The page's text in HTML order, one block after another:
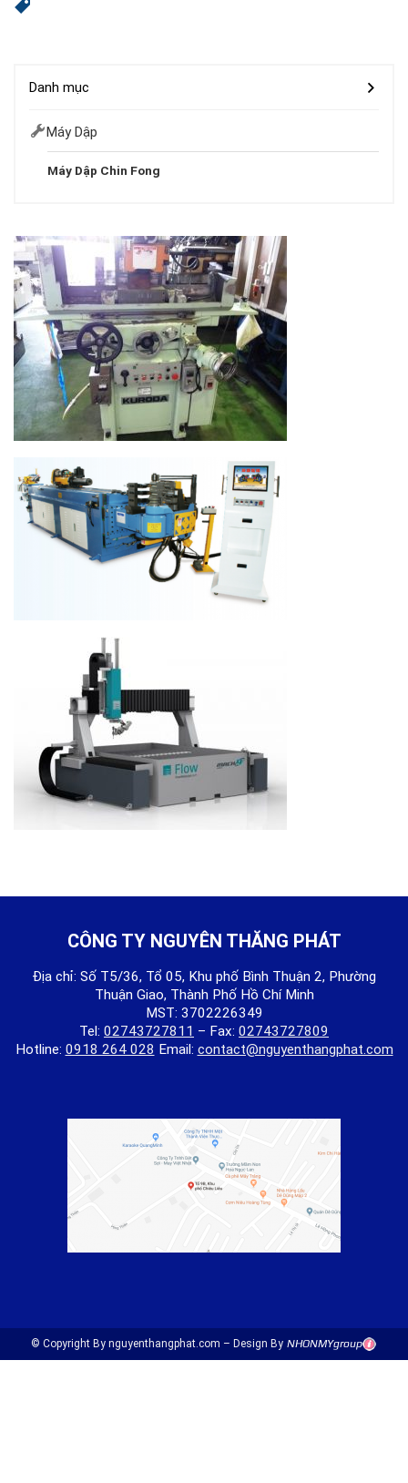
Danh mục
Máy Dập
Máy Dập Chin Fong
CÔNG TY NGUYÊN THĂNG PHÁT
Địa chỉ: Số T5/36, Tổ 05, Khu phố Bình Thuận 2, Phường
Thuận Giao, Thành Phố Hồ Chí Minh
MST: 3702226349
Tel: 02743727811 – Fax: 02743727809
Hotline: 0918 264 028 Email: contact@nguyenthangphat.com
© Copyright By nguyenthangphat.com – Design By